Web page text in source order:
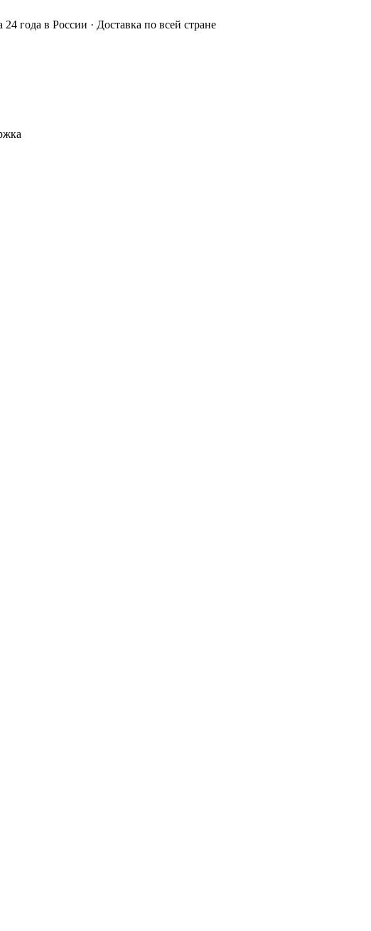
24 года в России · Доставка по всей стране